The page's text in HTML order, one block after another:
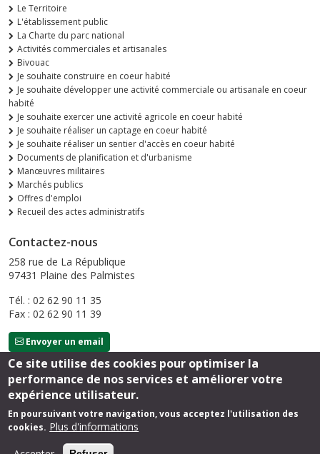
Le Territoire
L'établissement public
La Charte du parc national
Activités commerciales et artisanales
Bivouac
Je souhaite construire en coeur habité
Je souhaite développer une activité commerciale ou artisanale en coeur
habité
Je souhaite exercer une activité agricole en coeur habité
Je souhaite réaliser un captage en coeur habité
Je souhaite réaliser un sentier d'accès en coeur habité
Documents de planification et d'urbanisme
Manœuvres militaires
Marchés publics
Offres d'emploi
Recueil des actes administratifs
Contactez-nous
258 rue de La République
97431 Plaine des Palmistes
Tél. : 02 62 90 11 35
Fax : 02 62 90 11 39
Envoyer un email
Suivez-nous
Ce site utilise des cookies pour optimiser la
performance de nos services et améliorer votre
expérience utilisateur.
En poursuivant votre navigation, vous acceptez l'utilisation des
cookies. Plus d'informations